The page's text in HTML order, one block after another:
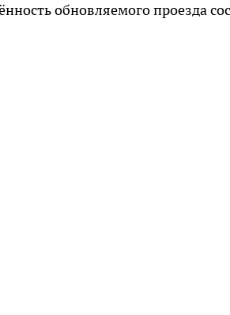
обновляемого проезда